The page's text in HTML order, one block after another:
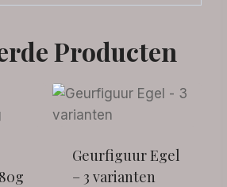
Producten
Geurfiguur Egel
– 3 varianten